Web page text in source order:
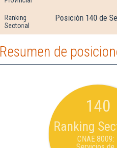
Ranking
Sectorial
Posición 140 de
Resumen de
140
Ranking
CNAE 8009: